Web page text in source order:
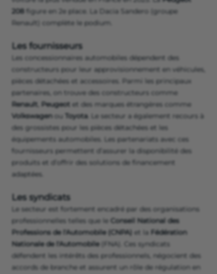
208 figure en 2e place. La Dacia Sandero (groupe
Renault) complète le podium.
Les fournisseurs
Les concessionnaires automobiles dépendent des
constructeurs pour leur approvisionnement en véhicules,
pièces détachées et accessoires. Parmi les principaux
partenaires, on trouve des constructeurs comme
Renault Peugeot et des marques étrangères comme
Volkswagenou Toyota. Le secteur a également recours à
des grossistes pour les pièces détachées et les
équipements automobiles. Les partenariats avec ces
fournisseurs permettent d’assurer la disponibilité des
produits et d’offrir des solutions de financement
adaptées.
Les syndicats
Le secteur est fortement encadré par des organisations
professionnelles telles que le
Conseil National des
Professions de l'Automobile (CNPA) et la Fédération
Nationale de l'Automobile(FNA). Ces syndicats
défendent les intérêts des professionnels, négocient des
accords de branche et assurent un rôle de régulation en